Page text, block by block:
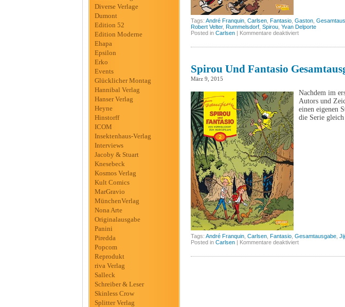
Diverse Verlage
Dumont
Edition 52
Edition Moderne
Ehapa
Epsilon
Erko
Events
Glücklicher Montag
Hannibal Verlag
Hanser Verlag
Heyne
Hinstorff
ICOM
Insektenhaus-Verlag
Interviews
Jacoby & Stuart
Knesebeck
Kosmos Verlag
Kult Comics
MarGravio
MünchenVerlag
Nona Arte
Originalausgabe
Panini
Piredda
Popcom
Reprodukt
riva Verlag
Salleck
Schreiber & Leser
Skinless Crow
Splitter Verlag
Tags: André Franquin Carlsen Fantasio Gaston
Robert Velter, Rummelsdorf Spirou Yvan Delporte
Posted in Carlsen | Kommentare deaktiviertfür
8
Spirou Und Fantasio
März 9, 2015
Nachdem im
Autors und
einen eigenen
die Serie
Tags: André Franquin Carlsen Fantasio Gesamtausgabe
Posted in Carlsen Kommentare deaktiviertfür